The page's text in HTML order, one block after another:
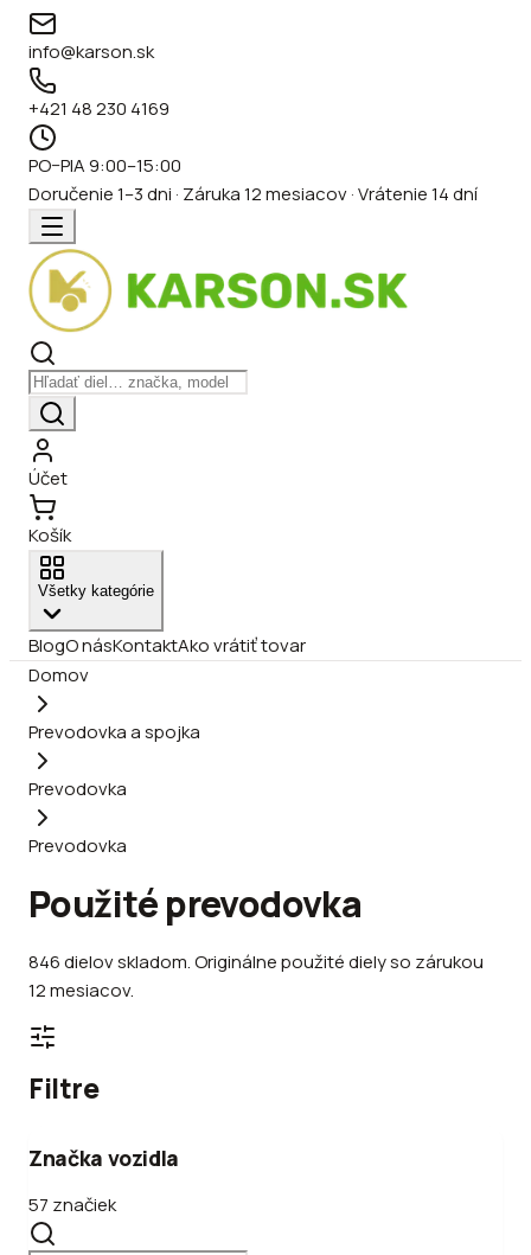
info@karson.sk
+421 48 230 4169
PO–PIA 9:00–15:00
Doručenie 1–3 dni · Záruka 12 mesiacov · Vrátenie 14 dní
Účet
Košík
Všetky kategórie
BlogO násKontaktAko vrátiť tovar
Domov
Prevodovka a spojka
Prevodovka
Prevodovka
Použité prevodovka
846dielovskladom.Originálne použité diely so zárukou
12 mesiacov.
Filtre
Značka vozidla
57 značiek